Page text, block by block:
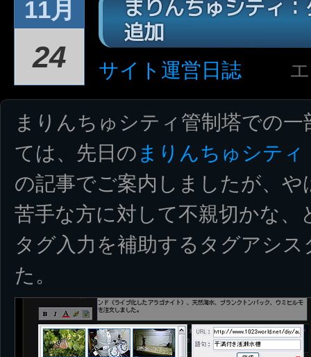
11月
24
まりんちゅシティ
追加
サイト運営日誌
まりんちゅシティ管制塔での
ては、先日の まりんちゅシテ
の記事でご案内しましたが、
苦手な方に対して不親切かな
タグ入力を補助するタグアシ
た。